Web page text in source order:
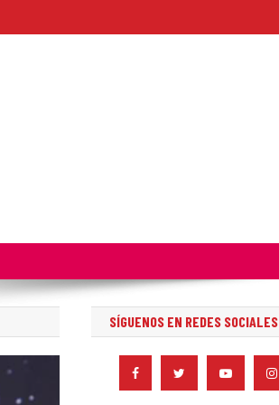
SÍGUENOS EN REDES SOCIALES